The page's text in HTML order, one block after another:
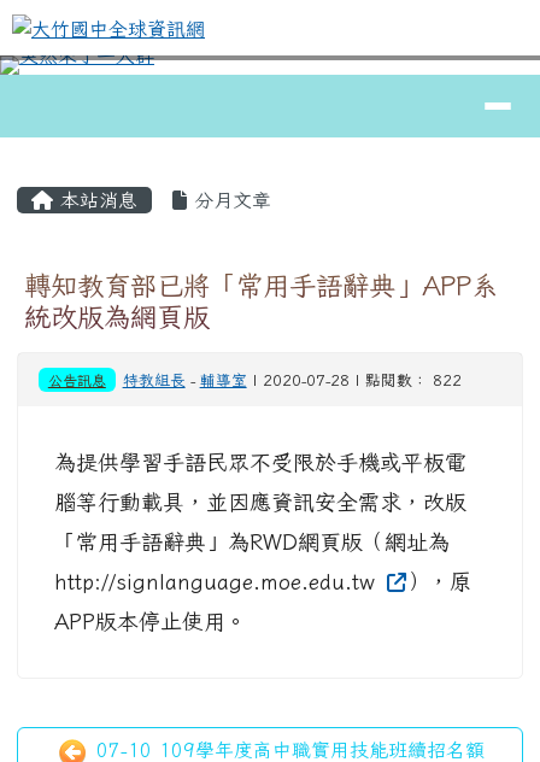
跳至主內容區
大竹國中全球資訊網
⏸
本站消息 分月文章
轉知教育部已將「常用手語辭典」APP系
統改版為網頁版
公告訊息 特教組長 - 輔導室 | 2020-07-28 | 點閱數： 822
為提供學習手語民眾不受限於手機或平板電
腦等行動載具，並因應資訊安全需求，改版
「常用手語辭典」為RWD網頁版（網址為
http://signlanguage.moe.edu.tw
），原
APP版本停止使用。
07-10 109學年度高中職實用技能班續招名額